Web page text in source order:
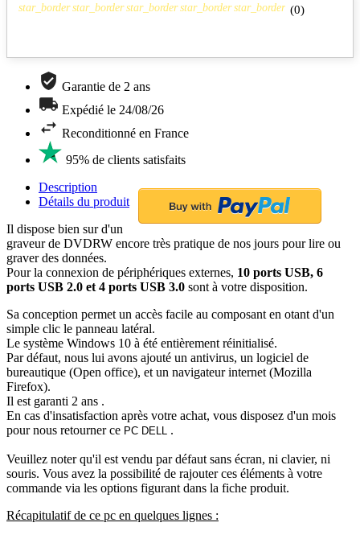
star_border star_border star_border star_border star_border (0)
Garantie de 2 ans
Expédié le 24/08/26
Reconditionné en France
95% de clients satisfaits
Description
Détails du produit
Il dispose bien sur d'un
graveur de DVDRW encore très pratique de nos jours pour lire ou
graver des données.
Pour la connexion de périphériques externes, 10 ports USB, 6
ports USB 2.0 et 4 ports USB 3.0 sont à votre disposition.
Sa conception permet un accès facile au composant en otant d'un
simple clic le panneau latéral.
Le système Windows 10 à été entièrement réinitialisé.
Par défaut, nous lui avons ajouté un antivirus, un logiciel de
bureautique (Open office), et un navigateur internet (Mozilla
Firefox).
Il est garanti 2 ans .
En cas d'insatisfaction après votre achat, vous disposez d'un mois
pour nous retourner ce PC DELL .
Veuillez noter qu'il est vendu par défaut sans écran, ni clavier, ni
souris. Vous avez la possibilité de rajouter ces éléments à votre
commande via les options figurant dans la fiche produit.
Récapitulatif de ce pc en quelques lignes :